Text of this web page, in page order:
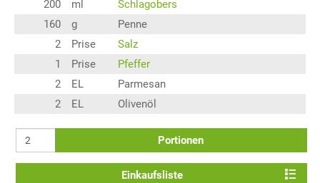
200
ml
Schlagobers
160
g
Penne
2
Prise
Salz
1
Prise
Pfeffer
2
EL
Parmesan
2
EL Olivenöl
Portionen
Einkaufsliste